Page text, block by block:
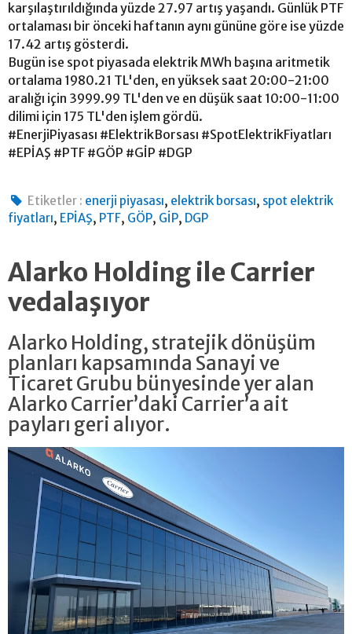
karşılaştırıldığında yüzde 27.97 artış yaşandı. Günlük PTF
ortalaması bir önceki haftanın aynı gününe göre ise yüzde
17.42 artış gösterdi.
Bugün ise spot piyasada elektrik MWh başına aritmetik
ortalama 1980.21 TL'den, en yüksek saat 20:00-21:00
aralığı için 3999.99 TL'den ve en düşük saat 10:00-11:00
dilimi için 175 TL'den işlem gördü.
#EnerjiPiyasası #ElektrikBorsası #SpotElektrikFiyatları
#EPİAŞ #PTF #GÖP #GİP #DGP
Etiketler : enerji piyasası, elektrik borsası, spot elektrik
fiyatları, EPİAŞ, PTF, GÖP, GİP, DGP
Alarko Holding ile Carrier
vedalaşıyor
Alarko Holding, stratejik dönüşüm
planları kapsamında Sanayi ve
Ticaret Grubu bünyesinde yer alan
Alarko Carrier’daki Carrier’a ait
payları geri alıyor.